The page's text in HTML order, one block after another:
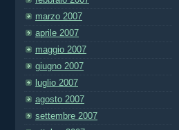
marzo 2007
aprile 2007
maggio 2007
giugno 2007
luglio 2007
agosto 2007
settembre 2007